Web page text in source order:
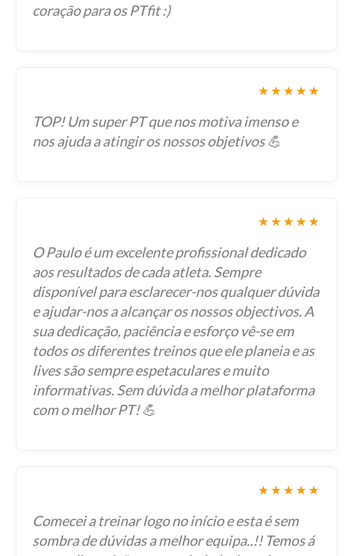
coração para os PTfit :)
★★★★★
TOP! Um super PT que nos motiva imenso e
nos ajuda a atingir os nossos objetivos 💪
★★★★★
O Paulo é um excelente profissional dedicado
aos resultados de cada atleta. Sempre
disponível para esclarecer-nos qualquer dúvida
e ajudar-nos a alcançar os nossos objectivos. A
sua dedicação, paciência e esforço vê-se em
todos os diferentes treinos que ele planeia e as
lives são sempre espetaculares e muito
informativas. Sem dúvida a melhor plataforma
com o melhor PT! 💪
★★★★★
Comecei a treinar logo no início e esta é sem
sombra de dúvidas a melhor equipa..!! Temos á